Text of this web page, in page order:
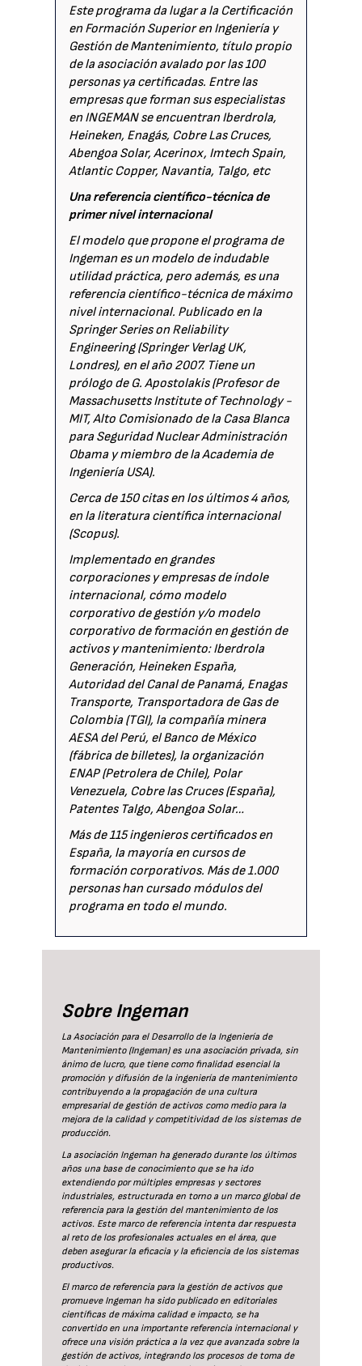
Este programa da lugar a la Certificación
en Formación Superior en Ingeniería y
Gestión de Mantenimiento, título propio
de la asociación avalado por las 100
personas ya certificadas. Entre las
empresas que forman sus especialistas
en INGEMAN se encuentran Iberdrola,
Heineken, Enagás, Cobre Las Cruces,
Abengoa Solar, Acerinox, Imtech Spain,
Atlantic Copper, Navantia, Talgo, etc
Una referencia científico-técnica de
primer nivel internacional
El modelo que propone el programa de
Ingeman es un modelo de indudable
utilidad práctica, pero además, es una
referencia científico-técnica de máximo
nivel internacional. Publicado en la
Springer Series on Reliability
Engineering (Springer Verlag UK,
Londres), en el año 2007. Tiene un
prólogo de G. Apostolakis (Profesor de
Massachusetts Institute of Technology -
MIT, Alto Comisionado de la Casa Blanca
para Seguridad Nuclear Administración
Obama y miembro de la Academia de
Ingeniería USA).
Cerca de 150 citas en los últimos 4 años,
en la literatura científica internacional
(Scopus).
Implementado en grandes
corporaciones y empresas de índole
internacional, cómo modelo
corporativo de gestión y/o modelo
corporativo de formación en gestión de
activos y mantenimiento: Iberdrola
Generación, Heineken España,
Autoridad del Canal de Panamá, Enagas
Transporte, Transportadora de Gas de
Colombia (TGI), la compañía minera
AESA del Perú, el Banco de México
(fábrica de billetes), la organización
ENAP (Petrolera de Chile), Polar
Venezuela, Cobre las Cruces (España),
Patentes Talgo, Abengoa Solar…
Más de 115 ingenieros certificados en
España, la mayoría en cursos de
formación corporativos. Más de 1.000
personas han cursado módulos del
programa en todo el mundo.
Sobre Ingeman
La Asociación para el Desarrollo de la Ingeniería de
Mantenimiento (Ingeman) es una asociación privada, sin
ánimo de lucro, que tiene como finalidad esencial la
promoción y difusión de la ingeniería de mantenimiento
contribuyendo a la propagación de una cultura
empresarial de gestión de activos como medio para la
mejora de la calidad y competitividad de los sistemas de
producción.
La asociación Ingeman ha generado durante los últimos
años una base de conocimiento que se ha ido
extendiendo por múltiples empresas y sectores
industriales, estructurada en torno a un marco global de
referencia para la gestión del mantenimiento de los
activos. Este marco de referencia intenta dar respuesta
al reto de los profesionales actuales en el área, que
deben asegurar la eficacia y la eficiencia de los sistemas
productivos.
El marco de referencia para la gestión de activos que
promueve Ingeman ha sido publicado en editoriales
científicas de máxima calidad e impacto, se ha
convertido en una importante referencia internacional y
ofrece una visión práctica a la vez que avanzada sobre la
gestión de activos, integrando los procesos de toma de